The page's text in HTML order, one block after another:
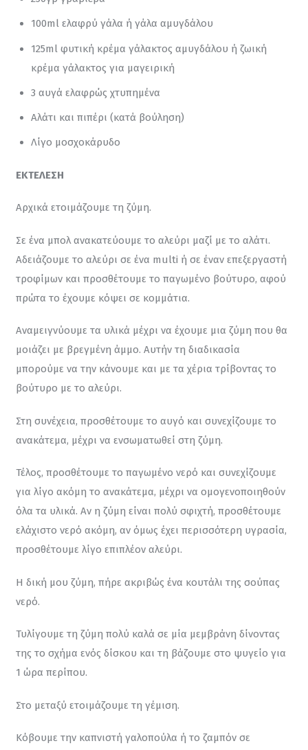
100ml ελαφρύ γάλα ή γάλα αμυγδάλου
125ml φυτική κρέμα γάλακτος αμυγδάλου ή ζωική
κρέμα γάλακτος για μαγειρική
3 αυγά ελαφρώς χτυπημένα
Αλάτι και πιπέρι (κατά βούληση)
Λίγο μοσχοκάρυδο
ΕΚΤΕΛΕΣΗ
Αρχικά ετοιμάζουμε τη ζύμη.
Σε ένα μπολ ανακατεύουμε το αλεύρι μαζί με το αλάτι.
Αδειάζουμε το αλεύρι σε ένα multi ή σε έναν επεξεργαστή
τροφίμων και προσθέτουμε το παγωμένο βούτυρο, αφού
πρώτα το έχουμε κόψει σε κομμάτια.
Αναμειγνύουμε τα υλικά μέχρι να έχουμε μια ζύμη που θα
μοιάζει με βρεγμένη άμμο. Αυτήν τη διαδικασία
μπορούμε να την κάνουμε και με τα χέρια τρίβοντας το
βούτυρο με το αλεύρι.
Στη συνέχεια, προσθέτουμε το αυγό και συνεχίζουμε το
ανακάτεμα, μέχρι να ενσωματωθεί στη ζύμη.
Τέλος, προσθέτουμε το παγωμένο νερό και συνεχίζουμε
για λίγο ακόμη το ανακάτεμα, μέχρι να ομογενοποιηθούν
όλα τα υλικά. Αν η ζύμη είναι πολύ σφιχτή, προσθέτουμε
ελάχιστο νερό ακόμη, αν όμως έχει περισσότερη υγρασία,
προσθέτουμε λίγο επιπλέον αλεύρι.
Η δική μου ζύμη, πήρε ακριβώς ένα κουτάλι της σούπας
νερό.
Τυλίγουμε τη ζύμη πολύ καλά σε μία μεμβράνη δίνοντας
της το σχήμα ενός δίσκου και τη βάζουμε στο ψυγείο για
1 ώρα περίπου.
Στο μεταξύ ετοιμάζουμε τη γέμιση.
Κόβουμε την καπνιστή γαλοπούλα ή το ζαμπόν σε